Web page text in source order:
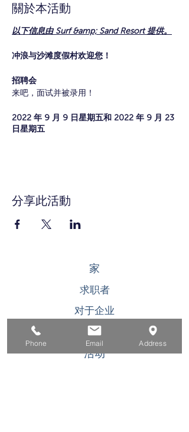
關於本活動
以下信息由 Surf &amp; Sand Resort 提供。
冲浪与沙滩度假村欢迎您！
招聘会
来吧，面试并被录用！
2022 年 9 月 9 日星期五和 2022 年 9 月 23
日星期五
请访问我们的网站：
如需更多信息，请联系：
Surf &amp; Sand Resort 人力资源办公室
分享此活動
家
求职者
对于企业
为青年
活动
Phone Email Address